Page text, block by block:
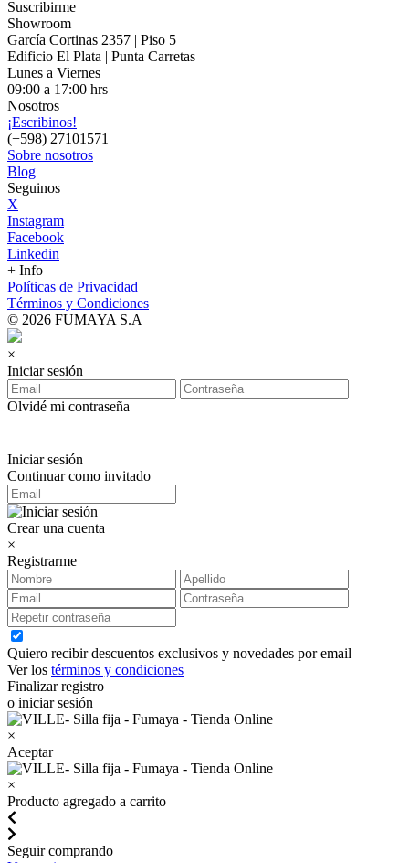
Suscribirme
Showroom
García Cortinas 2357 | Piso 5
Edificio El Plata | Punta Carretas
Lunes a Viernes
09:00 a 17:00 hrs
Nosotros
¡Escribinos!
(+598) 27101571
Sobre nosotros
Blog
Seguinos
X
Instagram
Facebook
Linkedin
+ Info
Políticas de Privacidad
Términos y Condiciones
© 2026 FUMAYA S.A
×
Iniciar sesión
Olvidé mi contraseña
Iniciar sesión
Continuar como invitado
Crear una cuenta
×
Registrarme
Quiero recibir descuentos exclusivos y novedades por email
Ver los términos y condiciones
Finalizar registro
o iniciar sesión
×
Aceptar
×
Producto agregado a carrito
Seguir comprando